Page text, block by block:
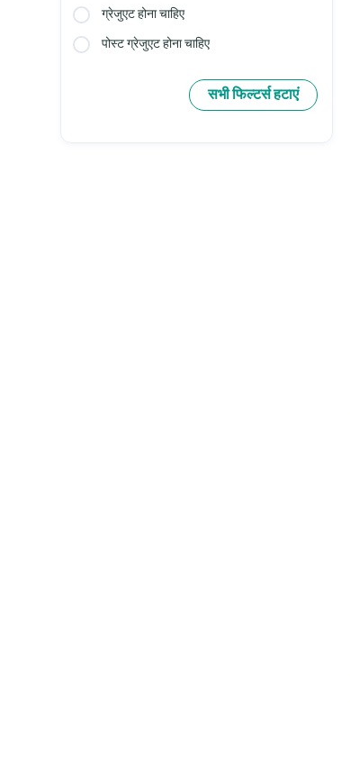
ग्रेजुएट होना चाहिए
पोस्ट ग्रेजुएट होना चाहिए
सभी फिल्टर्स हटाएं